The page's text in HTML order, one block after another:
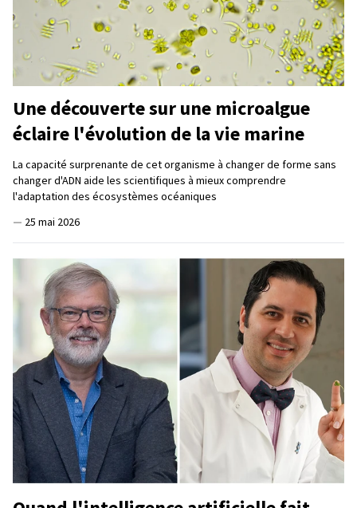
Une découverte sur une microalgue
éclaire l'évolution de la vie marine
La capacité surprenante de cet organisme à changer de forme sans
changer d'ADN aide les scientifiques à mieux comprendre
l'adaptation des écosystèmes océaniques
— 25 mai 2026